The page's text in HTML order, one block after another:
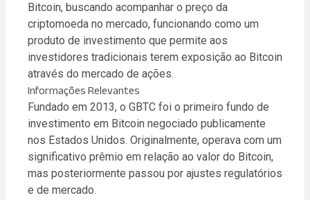
Bitcoin, buscando acompanhar o preço da
criptomoeda no mercado, funcionando como um
produto de investimento que permite aos
investidores tradicionais terem exposição ao Bitcoin
através do mercado de ações.
Informações Relevantes
Fundado em 2013, o GBTC foi o primeiro fundo de
investimento em Bitcoin negociado publicamente
nos Estados Unidos. Originalmente, operava com um
significativo prêmio em relação ao valor do Bitcoin,
mas posteriormente passou por ajustes regulatórios
e de mercado.